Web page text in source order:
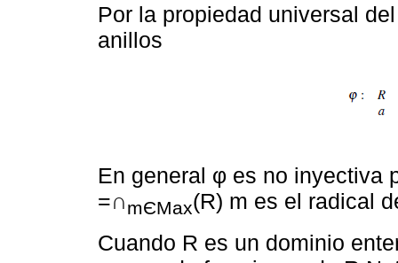
Por la propiedad universal
anillos
En general φ es no inyectiva
=∩mЄMax(R) m es el radical
Cuando R es un dominio